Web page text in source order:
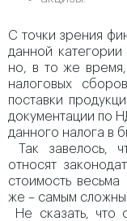
С точки зрения
данной категории
но, в то же время,
налоговых
поставки
документации по
данного налога в
Так завелось,
относят
стоимость
же – самым
Не сказать, что